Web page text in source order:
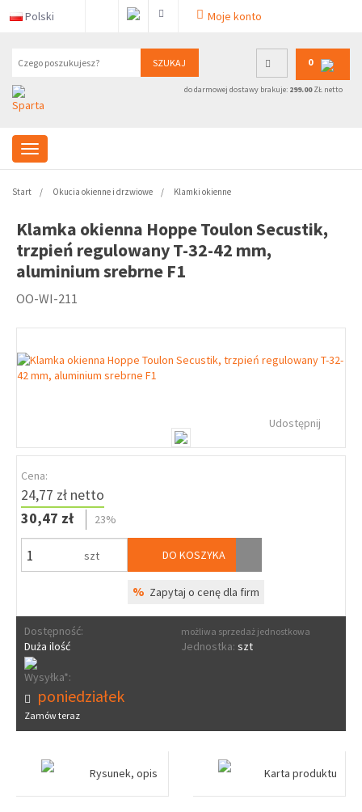
Polski Moje konto
SZUKAJ 0
do darmowej dostawy brakuje: 299.00ZŁ netto
Start Okucia okienne i drzwiowe Klamki okienne
Klamka okienna Hoppe Toulon Secustik,
trzpień regulowany T-32-42 mm,
aluminium srebrne F1
OO-WI-211
Udostępnij
Cena:
24,77 zł netto
30,47 zł
23%
szt DO KOSZYKA
% Zapytaj o cenę dla firm
Dostępność:
Duża ilość
możliwa sprzedaż jednostkowa
Jednostka: szt
Wysyłka*:
poniedziałek
Zamów teraz
Rysunek, opis Karta produktu